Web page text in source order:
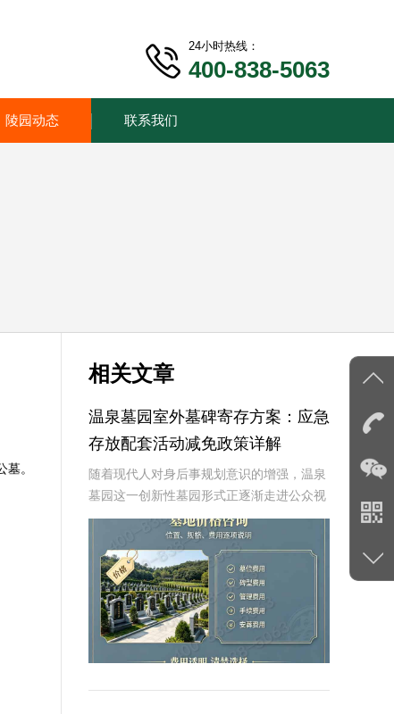
24小时热线：
400-838-5063
陵园动态 联系我们
。
相关文章
温泉墓园室外墓碑寄存方案：应急
存放配套活动减免政策详解
随着现代人对身后事规划意识的增强，温泉
墓园这一创新性墓园形式正逐渐走进公众视
野。温泉墓园不仅营造了宁静祥和的环境氛
围，更通过一系列贴心设施，如室外墓碑寄
存区、应急遗体临时存放服务等，为家属提
供极大便利